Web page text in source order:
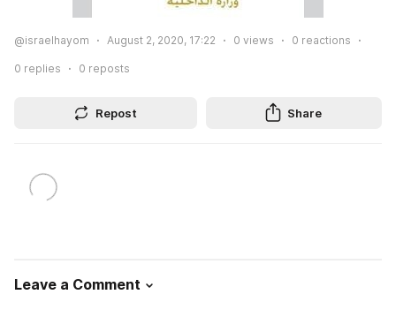
@israelhayom August 2, 2020, 17:22 0 views 0 reactions
0 replies 0 reposts
Repost Share
Leave a Comment